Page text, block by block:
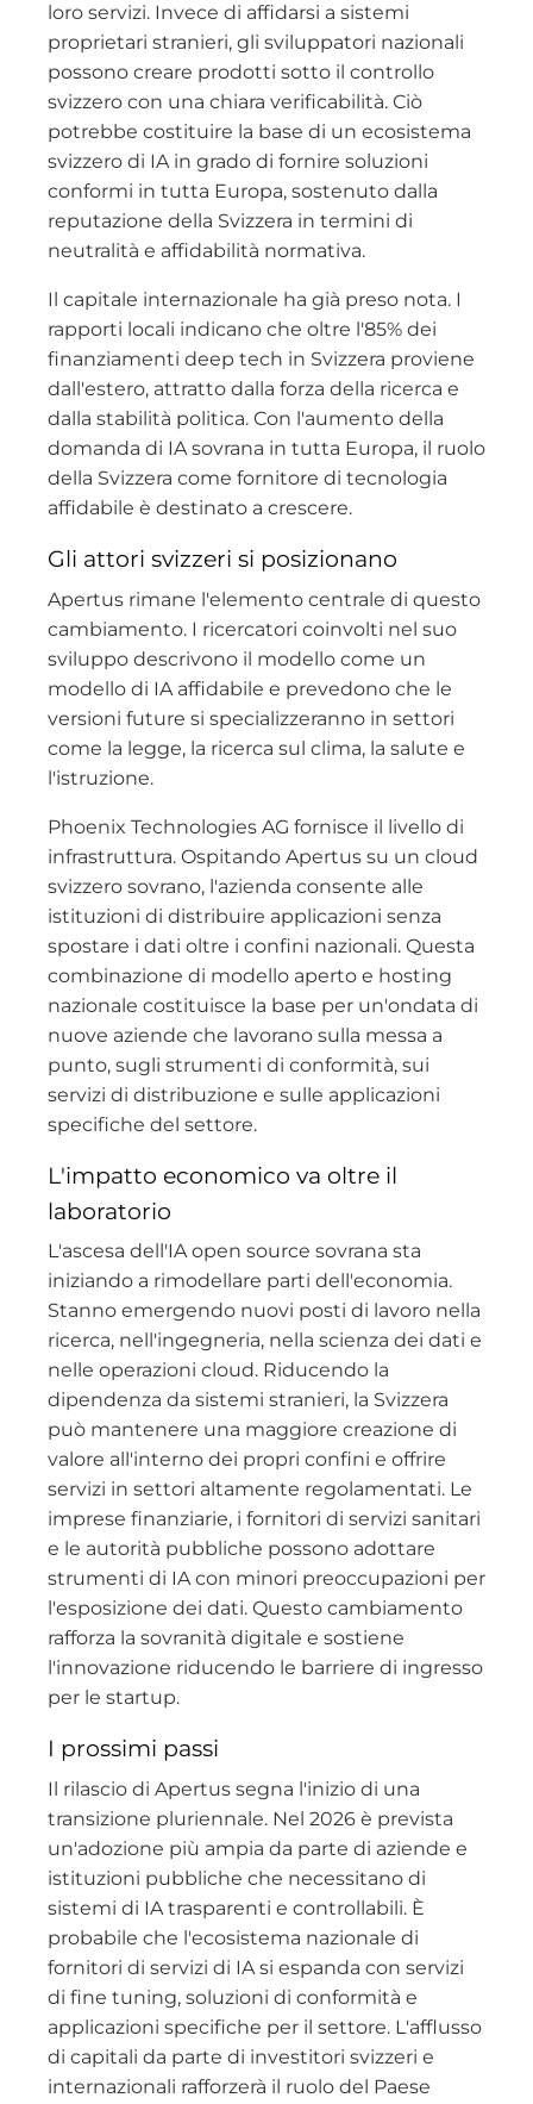
loro servizi. Invece di affidarsi a sistemi
proprietari stranieri, gli sviluppatori nazionali
possono creare prodotti sotto il controllo
svizzero con una chiara verificabilità. Ciò
potrebbe costituire la base di un ecosistema
svizzero di IA in grado di fornire soluzioni
conformi in tutta Europa, sostenuto dalla
reputazione della Svizzera in termini di
neutralità e affidabilità normativa.
Il capitale internazionale ha già preso nota. I
rapporti locali indicano che oltre l'85% dei
finanziamenti deep tech in Svizzera proviene
dall'estero, attratto dalla forza della ricerca e
dalla stabilità politica. Con l'aumento della
domanda di IA sovrana in tutta Europa, il ruolo
della Svizzera come fornitore di tecnologia
affidabile è destinato a crescere.
Gli attori svizzeri si posizionano
Apertus rimane l'elemento centrale di questo
cambiamento. I ricercatori coinvolti nel suo
sviluppo descrivono il modello come un
modello di IA affidabile e prevedono che le
versioni future si specializzeranno in settori
come la legge, la ricerca sul clima, la salute e
l'istruzione.
Phoenix Technologies AG fornisce il livello di
infrastruttura. Ospitando Apertus su un cloud
svizzero sovrano, l'azienda consente alle
istituzioni di distribuire applicazioni senza
spostare i dati oltre i confini nazionali. Questa
combinazione di modello aperto e hosting
nazionale costituisce la base per un'ondata di
nuove aziende che lavorano sulla messa a
punto, sugli strumenti di conformità, sui
servizi di distribuzione e sulle applicazioni
specifiche del settore.
L'impatto economico va oltre il
laboratorio
L'ascesa dell'IA open source sovrana sta
iniziando a rimodellare parti dell'economia.
Stanno emergendo nuovi posti di lavoro nella
ricerca, nell'ingegneria, nella scienza dei dati e
nelle operazioni cloud. Riducendo la
dipendenza da sistemi stranieri, la Svizzera
può mantenere una maggiore creazione di
valore all'interno dei propri confini e offrire
servizi in settori altamente regolamentati. Le
imprese finanziarie, i fornitori di servizi sanitari
e le autorità pubbliche possono adottare
strumenti di IA con minori preoccupazioni per
l'esposizione dei dati. Questo cambiamento
rafforza la sovranità digitale e sostiene
l'innovazione riducendo le barriere di ingresso
per le startup.
I prossimi passi
Il rilascio di Apertus segna l'inizio di una
transizione pluriennale. Nel 2026 è prevista
un'adozione più ampia da parte di aziende e
istituzioni pubbliche che necessitano di
sistemi di IA trasparenti e controllabili. È
probabile che l'ecosistema nazionale di
fornitori di servizi di IA si espanda con servizi
di fine tuning, soluzioni di conformità e
applicazioni specifiche per il settore. L'afflusso
di capitali da parte di investitori svizzeri e
internazionali rafforzerà il ruolo del Paese